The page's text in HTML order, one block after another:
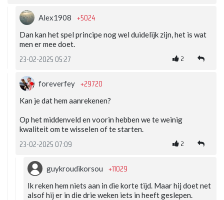
Alex1908 +5024
Dan kan het spel principe nog wel duidelijk zijn, het is wat
men er mee doet.
23-02-2025 05:27 2
foreverfey +29720
Kan je dat hem aanrekenen?
Op het middenveld en voorin hebben we te weinig
kwaliteit om te wisselen of te starten.
23-02-2025 07:09 2
guykroudikorsou +11029
Ik reken hem niets aan in die korte tijd. Maar hij doet net
alsof hij er in die drie weken iets in heeft geslepen.